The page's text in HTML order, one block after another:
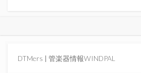
DTMers | 管楽器情報WINDPAL